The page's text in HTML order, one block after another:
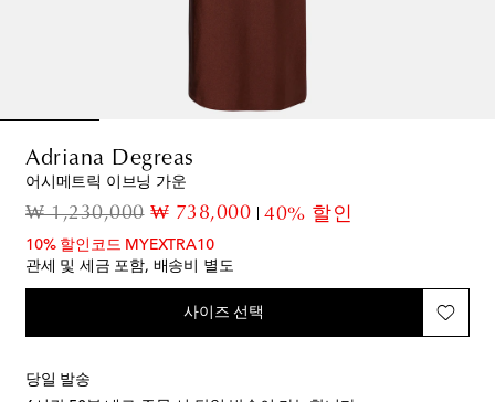
Adriana Degreas
어시메트릭 이브닝 가운
₩ 1,230,000original price
₩ 738,000discount price
40% 할인
10% 할인코드 MYEXTRA10
관세 및 세금 포함, 배송비 별도
사이즈 선택
당일 발송